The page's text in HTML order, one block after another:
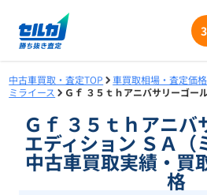
中古車買取・査定TOP 車買取相場・査定価
ミライース
Ｇｆ ３５ｔｈアニバサリーゴー
Ｇｆ ３５ｔｈアニバ
エディション ＳＡ（
中古車買取実績・買
格